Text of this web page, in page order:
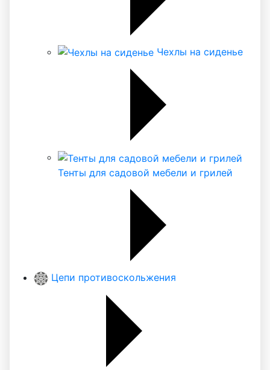
Чехлы на сиденье
Тенты для садовой мебели и грилей
Цепи противоскольжения